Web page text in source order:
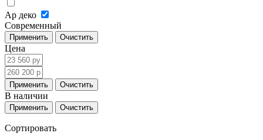
Ар деко
Современный
Цена
В наличии
Сортировать